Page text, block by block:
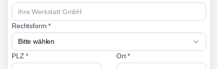
Rechtsform *
PLZ * Ort *